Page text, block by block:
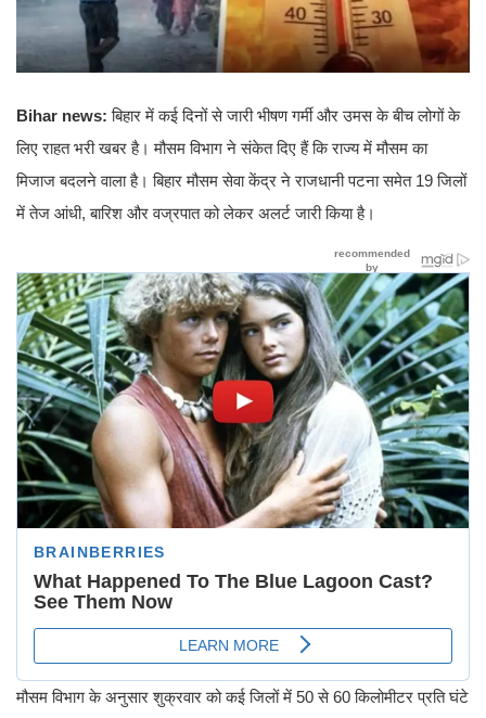
Bihar news:बिहार में कई दिनों से जारी भीषण गर्मी और उमस के बीच लोगों के
लिए राहत भरी खबर है। मौसम विभाग ने संकेत दिए हैं कि राज्य में मौसम का
मिजाज बदलने वाला है। बिहार मौसम सेवा केंद्र ने राजधानी पटना समेत 19 जिलों
में तेज आंधी, बारिश और वज्रपात को लेकर अलर्ट जारी किया है।
मौसम विभाग के अनुसार शुक्रवार को कई जिलों में 50 से 60 किलोमीटर प्रति घंटे